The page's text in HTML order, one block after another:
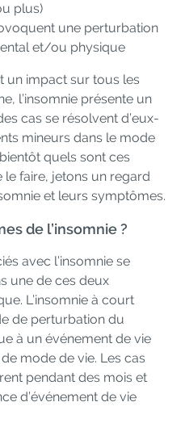
plus)
une perturbation
et/ou physique
un impact sur tous les
l’insomnie présente un
cas se résolvent d’eux-
mineurs dans le mode
quels sont ces
faire, jetons un regard
et leurs symptômes.
de l’insomnie ?
avec l’insomnie se
une de ces deux
L’insomnie à court
de perturbation du
à un événement de vie
mode de vie. Les cas
pendant des mois et
d’événement de vie